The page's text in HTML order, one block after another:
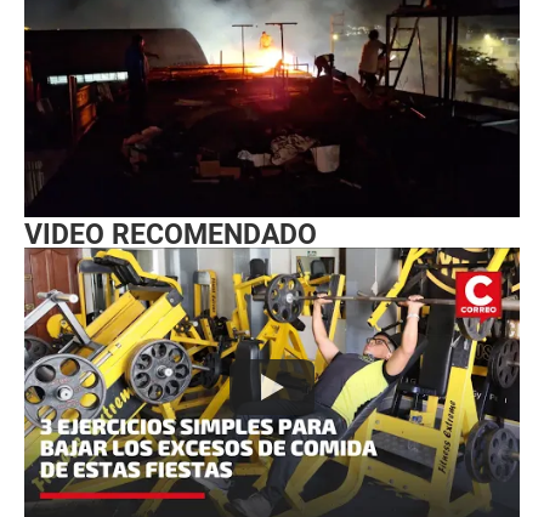
VIDEO RECOMENDADO